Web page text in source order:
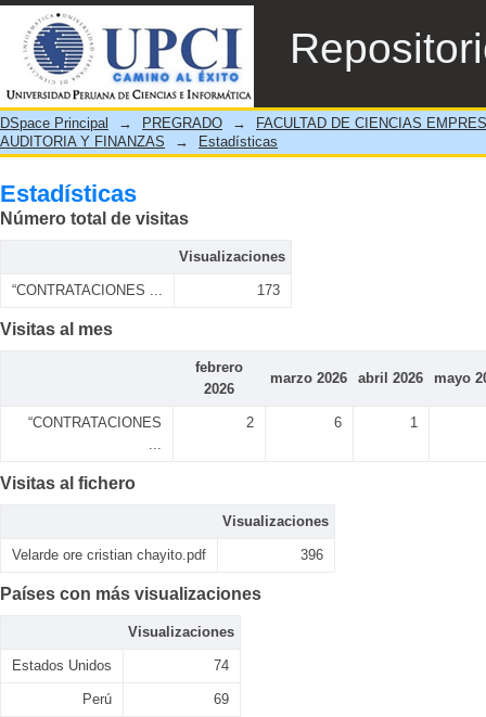
Estadísticas
DSpace Principal → PREGRADO →
FACULTAD DE CIENCIAS
AUDITORIA Y FINANZAS
→ Estadísticas
Estadísticas
Número total de visitas
Visualizaciones
“CONTRATACIONES ... 173
Visitas al mes
febrero
2026
marzo 2026 abril 2026 mayo
“CONTRATACIONES
...
2 6 1
Visitas al fichero
Visualizaciones
Velarde ore cristian chayito.pdf 396
Países con más visualizaciones
Visualizaciones
Estados Unidos 74
Perú 69